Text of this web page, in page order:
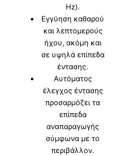
Hz).
Εγγύηση καθαρού
και λεπτομερούς
ήχου, ακόμη και
σε υψηλά επίπεδα
έντασης.
Αυτόματος
έλεγχος έντασης
προσαρμόζει τα
επίπεδα
αναπαραγωγής
σύμφωνα με το
περιβάλλον.